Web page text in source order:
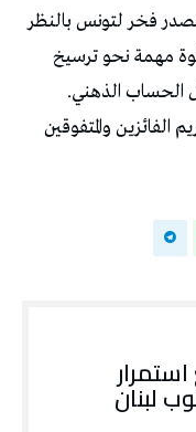
فخر لتونس بالنظر
مهمة نحو ترسيخ
الحساب الذهني.
الفائزين والمتفوقين
لبنان